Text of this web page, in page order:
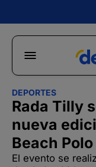
DEPORTES
Rada Tilly
nueva
Beach Polo
El evento se